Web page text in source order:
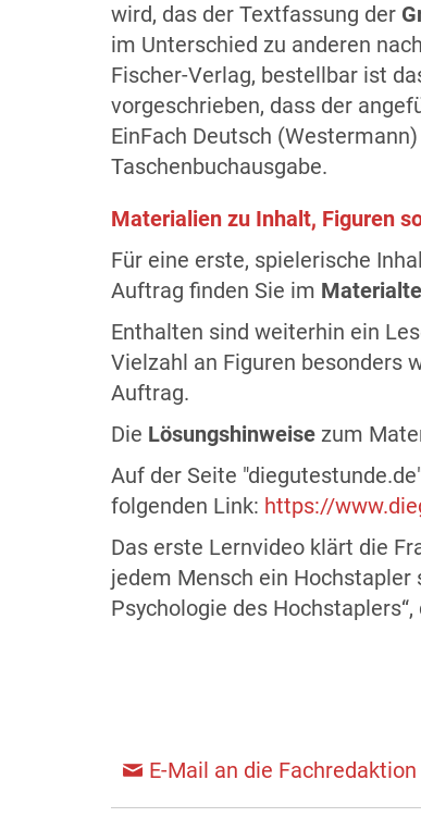
wird, das der Textfassung der
im Unterschied zu anderen
Fischer-Verlag, bestellbar ist
vorgeschrieben, dass der
EinFach Deutsch
Taschenbuchausgabe.
Materialien zu Inhalt, Figuren
Für eine erste, spielerische
Auftrag finden Sie im
Enthalten sind weiterhin ein
Vielzahl an Figuren besonders
Auftrag.
Die Lösungshinweise zum
Auf der Seite
folgenden Link: https://
Das erste Lernvideo klärt die
jedem Mensch ein
Psychologie des
E-Mail an die